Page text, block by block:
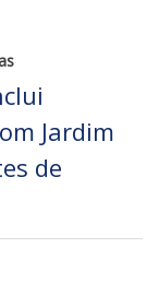
Jardim
de